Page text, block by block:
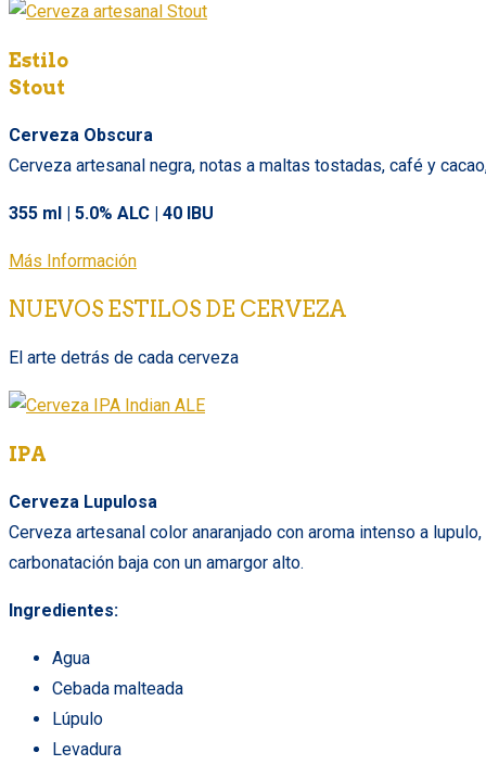
Estilo
Stout
Cerveza Obscura
Cerveza artesanal negra, notas a maltas tostadas, café y
355 ml | 5.0% ALC | 40 IBU
Más Información
NUEVOS ESTILOS DE CERVEZA
El arte detrás de cada cerveza
IPA
Cerveza Lupulosa
Cerveza artesanal color anaranjado con aroma intenso a
carbonatación baja con un amargor alto.
Ingredientes:
Agua
Cebada malteada
Lúpulo
Levadura